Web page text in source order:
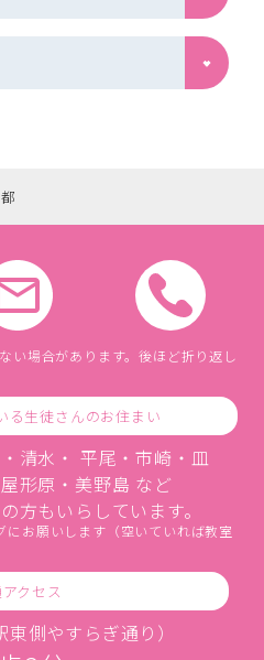
い場合があります。後ほど折り返し
る生徒さんのお住まい
清水・ 平尾・市崎・皿
形原・美野島 など
方もいらしています。
お願いします（空いていれば教室
クセス
側やすらぎ通り）